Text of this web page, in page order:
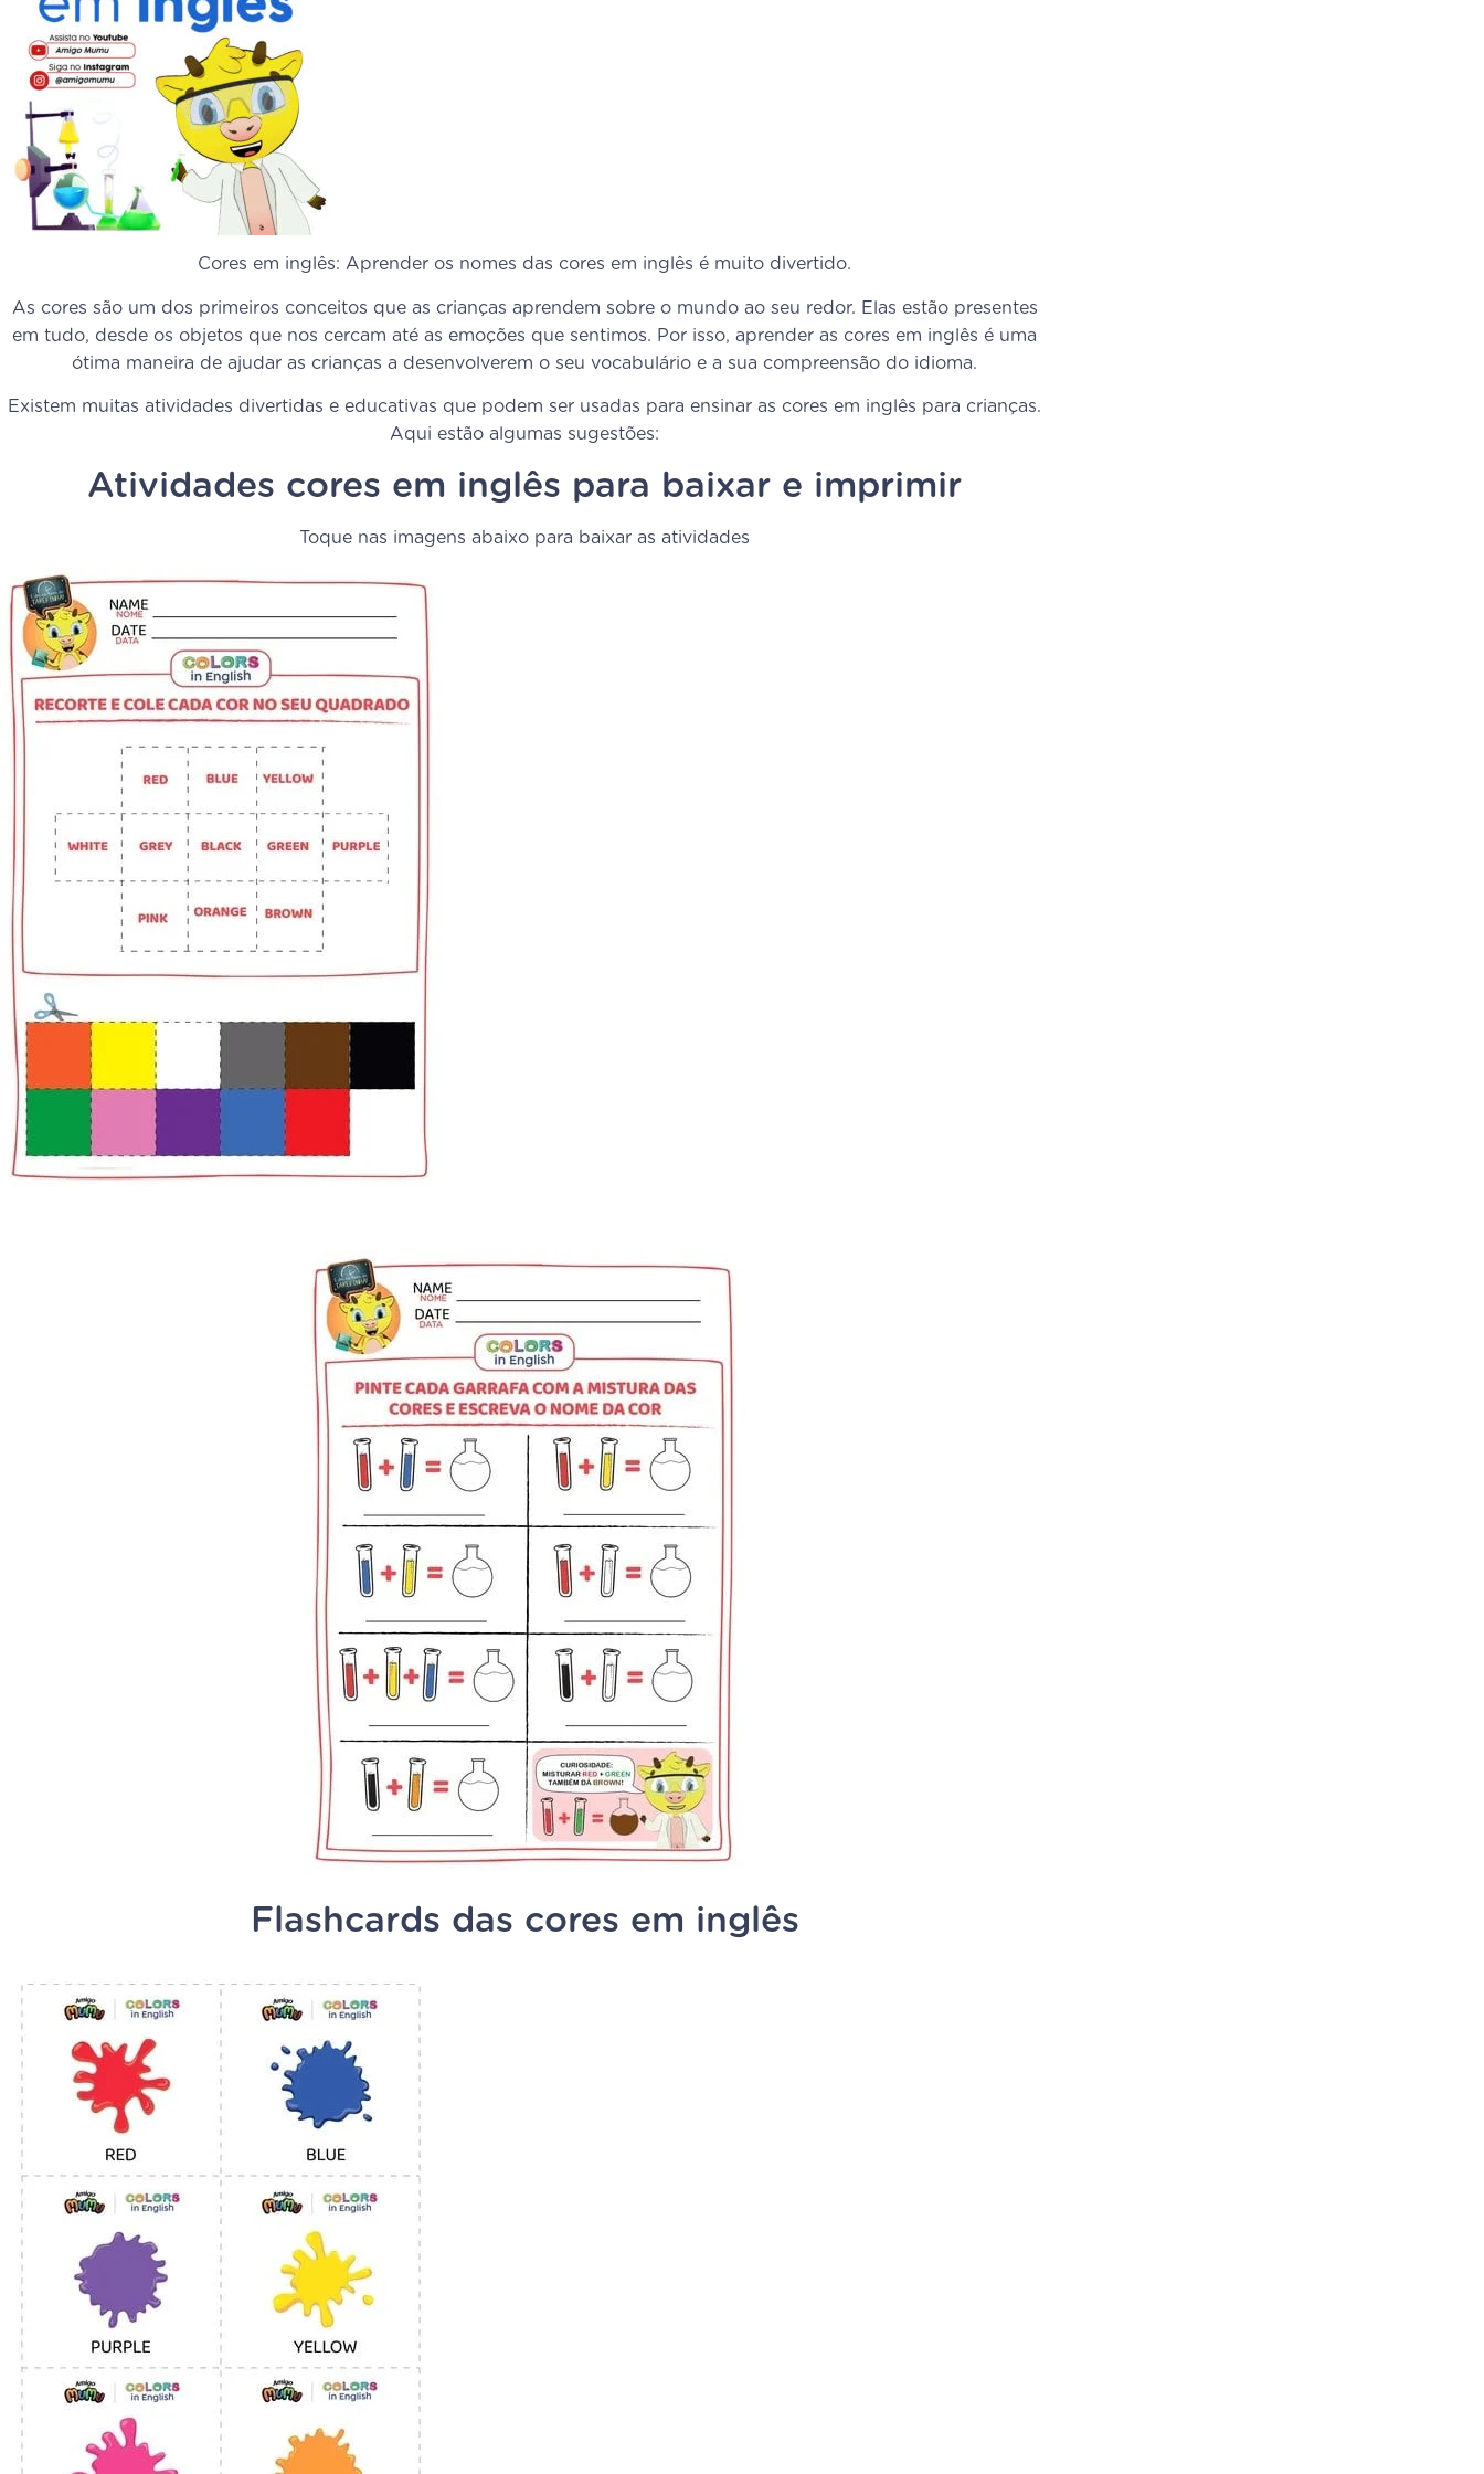
Cores em inglês: Aprender os nomes das cores em inglês é muito divertido.
As cores são um dos primeiros conceitos que as crianças aprendem sobre o mundo ao seu redor. Elas estão presentes
em tudo, desde os objetos que nos cercam até as emoções que sentimos. Por isso, aprender as cores em inglês é uma
ótima maneira de ajudar as crianças a desenvolverem o seu vocabulário e a sua compreensão do idioma.
Existem muitas atividades divertidas e educativas que podem ser usadas para ensinar as cores em inglês para crianças.
Aqui estão algumas sugestões:
Atividades cores em inglês para baixar e imprimir
Toque nas imagens abaixo para baixar as atividades
Flashcards das cores em inglês